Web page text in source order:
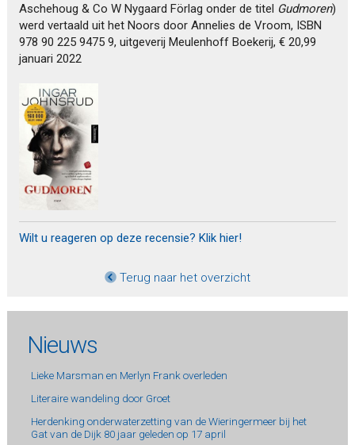
Aschehoug & Co W Nygaard Förlag onder de titel Gudmoren)
werd vertaald uit het Noors door Annelies de Vroom, ISBN
978 90 225 9475 9, uitgeverij Meulenhoff Boekerij, € 20,99
januari 2022
Wilt u reageren op deze recensie? Klik hier!
Terug naar het overzicht
Nieuws
Lieke Marsman en Merlyn Frank overleden
Literaire wandeling door Groet
Herdenking onderwaterzetting van de Wieringermeer bij het
Gat van de Dijk 80 jaar geleden op 17 april